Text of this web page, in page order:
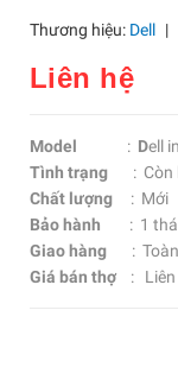
Thương hiệu: Dell |
Liên hệ
Model : Dell
Tình trạng
: Còn
Chất lượng: Mới
Bảo hành
: 1
Giao hàng: Toàn
Giá bán thợ : Liên